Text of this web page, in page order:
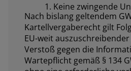
1. Keine zwingende
Nach bislang geltendem
Kartellvergaberecht gilt
EU-weit
Verstoß gegen die
Wartepflicht gemäß § 134